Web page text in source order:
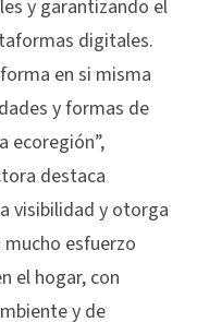
y garantizando el
digitales.
en si misma
y formas de
ecoregión”,
destaca
visibilidad y otorga
esfuerzo
el hogar, con
y de